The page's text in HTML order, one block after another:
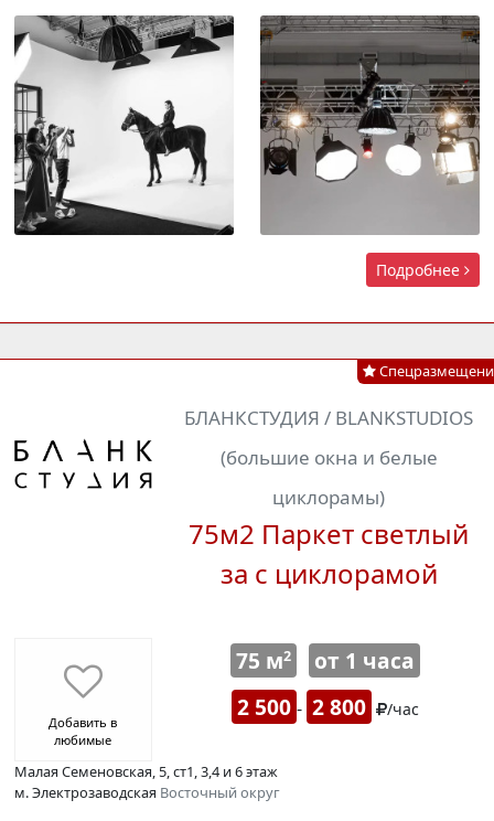
Подробнее
БЛАНКСТУДИЯ / BLANKSTUDIOS
(большие окна и белые
циклорамы)
75м2 Паркет светлый
за с циклорамой
Добавить в
любимые
75 м2
от 1 часа
2 500 - 2 800 /час
Малая Семеновская, 5, ст1, 3,4 и 6 этаж
м. Электрозаводская Восточный округ